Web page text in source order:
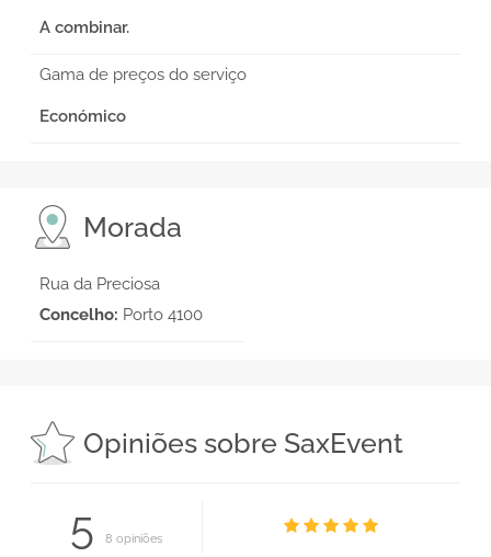
A combinar.
Gama de preços do serviço
Económico
Morada
Rua da Preciosa
Concelho: Porto 4100
Opiniões sobre SaxEvent
5 8 opiniões